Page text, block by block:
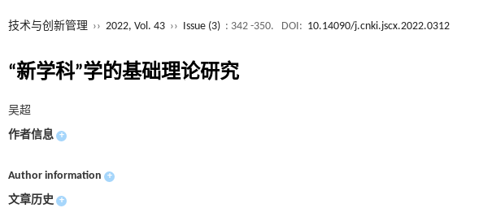
技术与创新管理 ›› 2022, Vol. 43 ›› Issue (3) : 342 -350. DOI: 10.14090/j.cnki.jscx.2022.0312
“新学科”学的基础理论研究
吴超
作者信息 +
Author information +
文章历史 +